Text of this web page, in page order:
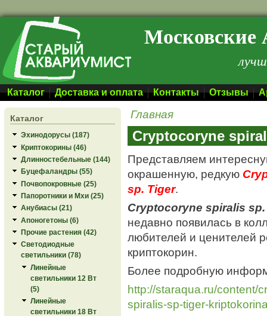
Перейти к основному содержанию Московские
Каталог Доставка и оплата Контакты Отзывы
Каталог
Эхинодорусы (187)
Криптокорины (46)
Длинностебельные (144)
Буцефаландры (55)
Почвопокровные (25)
Папоротники и Мхи (25)
Анубиасы (21)
Апоногетоны (6)
Прочие растения (42)
Светодиодные
светильники (78)
Линейные
светильники 12 Вт
(5)
Линейные
светильники 18 Вт
Главная
Cryptocoryne
Представляем
окрашенную, редкую
sp. Tiger.
Cryptocoryne spiralis
недавно появилась в
любителей и ценителей
криптокорин.
Более подробную
http://staraqua.ru/content/
spiralis-sp-tiger-